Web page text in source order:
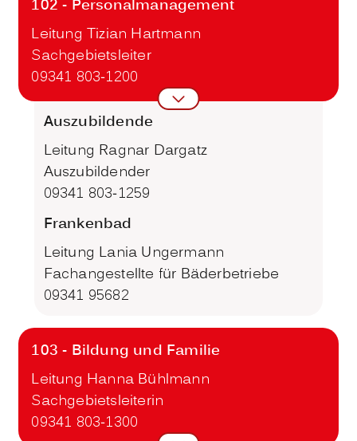
102 - Personalmanagement
Leitung Tizian Hartmann
Sachgebietsleiter
09341 803-1200
Auszubildende
Leitung Ragnar Dargatz
Auszubildender
09341 803-1259
Frankenbad
Leitung Lania Ungermann
Fachangestellte für Bäderbetriebe
09341 95682
103 - Bildung und Familie
Leitung Hanna Bühlmann
Sachgebietsleiterin
09341 803-1300